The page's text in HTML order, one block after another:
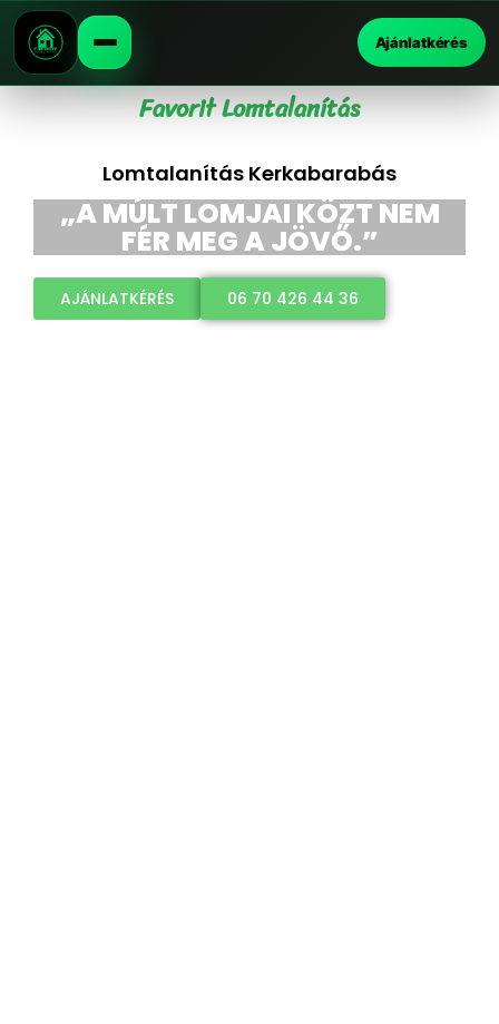
Ajánlatkérés
Favorit Lomtalanítás
Lomtalanítás Kerkabarabás
„A MÚLT LOMJAI KÖZT NEM
FÉR MEG A JÖVŐ.”
AJÁNLATKÉRÉS 06 70 426 44 36